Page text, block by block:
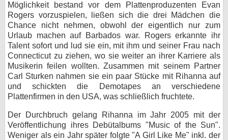
Möglichkeit bestand vor dem Plattenproduzenten Evan
Rogers vorzuspielen, ließen sich die drei Mädchen die
Chance nicht nehmen, obwohl der eigentlich nur zum
Urlaub machen auf Barbados war. Rogers erkannte ihr
Talent sofort und lud sie ein, mit ihm und seiner Frau nach
Connecticut zu ziehen, wo sie weiter an ihrer Karriere als
Musikerin feilen wollten. Zusammen mit seinem Partner
Carl Sturken nahmen sie ein paar Stücke mit Rihanna auf
und schickten die Demotapes an verschiedene
Plattenfirmen in den USA, was schließlich fruchtete.
Der Durchbruch gelang Rihanna im Jahr 2005 mit der
Veröffentlichung ihres Debütalbums "Music of the Sun".
Weniger als ein Jahr später folgte "A Girl Like Me" inkl. der
Kontakt
Nutzungsbedingungen
Datenschutz
Cookie-Einstellungen
Impressum
Desktop-Ansicht
myFanbase